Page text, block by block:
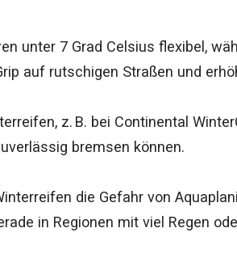
unter 7 Grad Celsius flexibel,
auf rutschigen Straßen und
z. B. bei Continental
bremsen können.
die Gefahr von
in Regionen mit viel Regen